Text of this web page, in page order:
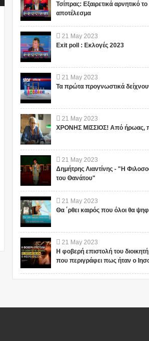
Τσίπρας: Εξαιρετικά αρνητικό
αποτέλεσμα
21 May 2023
Exit poll : Εκλογές 2023
21 May 2023
Τα πρώτα προγνωστικά
21 May 2023
ΧΡΟΝΗΣ ΜΙΣΣΙΟΣ! Από ήρωας,
21 May 2023
Δημήτρης Λιαντίνης - "Η
του Θανάτου"
21 May 2023
Θα ΄ρθει καιρός που όλοι θα
21 May 2023
Η φοβερή επιστολή του διοικητή
που περιγράφει πως ήταν ο